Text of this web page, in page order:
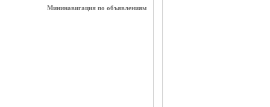
Мининавигация по объявлениям